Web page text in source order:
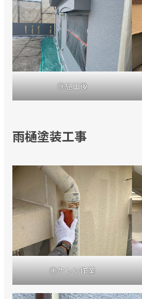
⑨施工後
雨樋塗装工事
①ケレン作業